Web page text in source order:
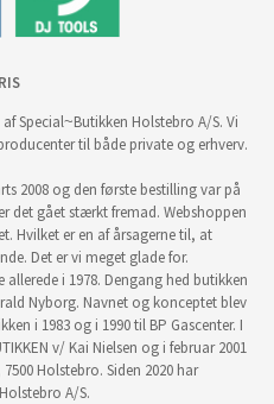
Special~Butikken Holstebro A/S. Vi
til både private og erhverv.
2008 og den første bestilling var på
det gået stærkt fremad. Webshoppen
Hvilket er en af årsagerne til, at
Det er vi meget glade for.
allerede i 1978. Dengang hed butikken
Nyborg. Navnet og konceptet blev
i 1983 og i 1990 til BP Gascenter. I
v/ Kai Nielsen og i februar 2001
Holstebro. Siden 2020 har
A/S.